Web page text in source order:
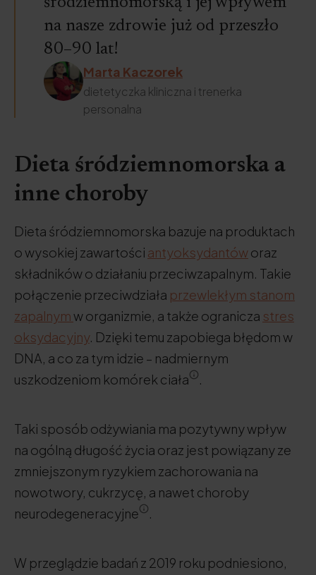
na nasze zdrowie już od przeszło
80–90 lat!
Marta Kaczorek
dietetyczka kliniczna i trenerka
personalna
Dieta śródziemnomorska a
inne choroby
Dieta śródziemnomorska bazuje na produktach
o wysokiej zawartości antyoksydantóworaz
składników o działaniu przeciwzapalnym. Takie
połączenie przeciwdziała przewlekłym stanom
zapalnymw organizmie, a także ogranicza stres
oksydacyjny. Dzięki temu zapobiega błędom w
DNA, a co za tym idzie – nadmiernym
uszkodzeniom komórek ciała
.
Taki sposób odżywiania ma pozytywny wpływ
na ogólną długość życia oraz jest powiązany ze
zmniejszonym ryzykiem zachorowania na
nowotwory, cukrzycę, a nawet choroby
neurodegeneracyjne
.
W przeglądzie badań z 2019 roku podniesiono,